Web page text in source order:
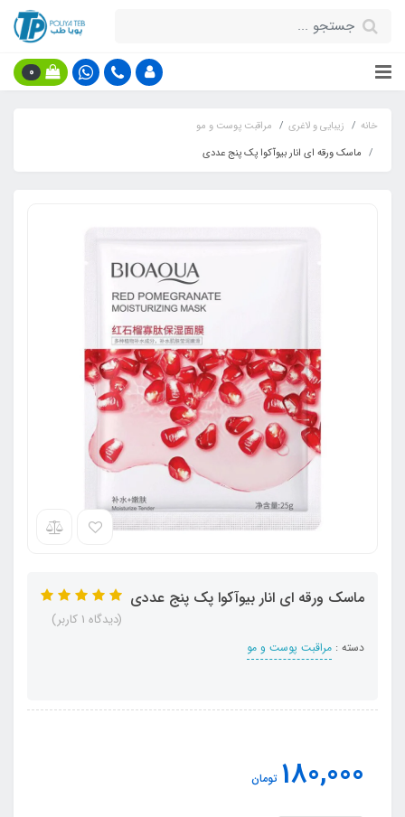
0
خانه زیبایی و لاغری
مراقبت پوست و مو
ماسک ورقه ای انار بیوآکوا پک پنج عددی
ماسک ورقه ای انار بیوآکوا پک پنج عددی
دسته : مراقبت پوست و مو
(دیدگاه 1 کاربر)
180,000 تومان